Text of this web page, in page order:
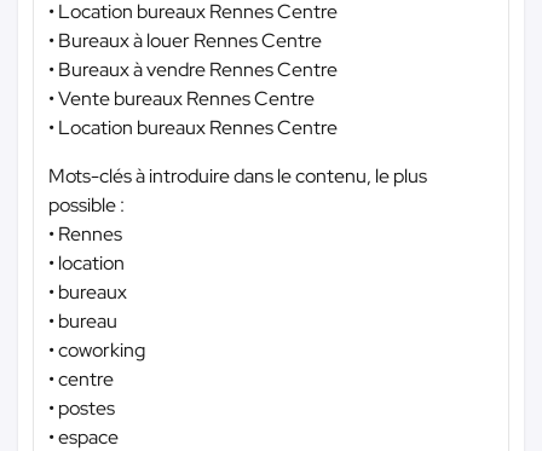
• Location bureaux Rennes Centre
• Bureaux à louer Rennes Centre
• Bureaux à vendre Rennes Centre
• Vente bureaux Rennes Centre
• Location bureaux Rennes Centre
Mots-clés à introduire dans le contenu, le plus
possible :
• Rennes
• location
• bureaux
• bureau
• coworking
• centre
• postes
• espace